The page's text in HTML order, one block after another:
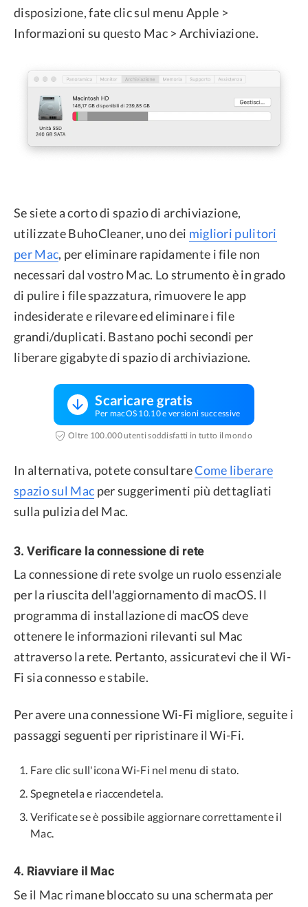
disposizione, fate clic sul menu Apple >
Informazioni su questo Mac > Archiviazione.
Se siete a corto di spazio di archiviazione,
utilizzate BuhoCleaner, uno dei migliori pulitori
per Mac, per eliminare rapidamente i file non
necessari dal vostro Mac. Lo strumento è in grado
di pulire i file spazzatura, rimuovere le app
indesiderate e rilevare ed eliminare i file
grandi/duplicati. Bastano pochi secondi per
liberare gigabyte di spazio di archiviazione.
Scaricare gratis
Per macOS 10.10 e versioni successive
Oltre 100.000 utenti soddisfatti in tutto il mondo
In alternativa, potete consultareCome liberare
spazio sul Mac per suggerimenti più dettagliati
sulla pulizia del Mac.
3. Verificare la connessione di rete
La connessione di rete svolge un ruolo essenziale
per la riuscita dell'aggiornamento di macOS. Il
programma di installazione di macOS deve
ottenere le informazioni rilevanti sul Mac
attraverso la rete. Pertanto, assicuratevi che il Wi-
Fi sia connesso e stabile.
Per avere una connessione Wi-Fi migliore, seguite i
passaggi seguenti per ripristinare il Wi-Fi.
Fare clic sull'icona Wi-Fi nel menu di stato.
Spegnetela e riaccendetela.
Verificate se è possibile aggiornare correttamente il
Mac.
4. Riavviare il Mac
Se il Mac rimane bloccato su una schermata per